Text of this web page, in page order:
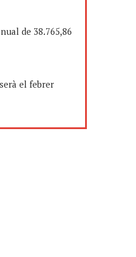
de 38.765,86
el febrer